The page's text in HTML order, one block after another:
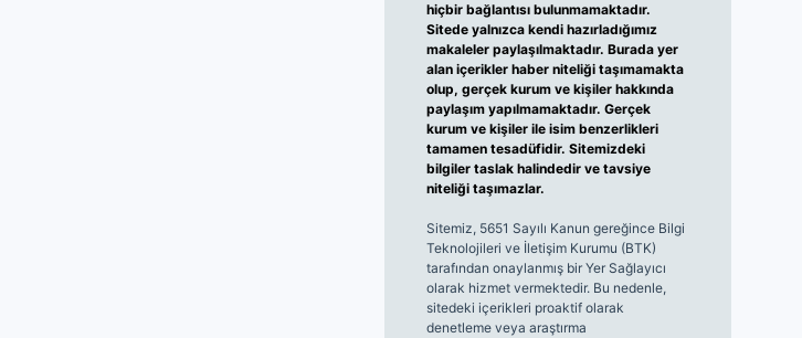
hiçbir bağlantısı bulunmamaktadır.
Sitede yalnızca kendi hazırladığımız
makaleler paylaşılmaktadır. Burada yer
alan içerikler haber niteliği taşımamakta
olup, gerçek kurum ve kişiler hakkında
paylaşım yapılmamaktadır. Gerçek
kurum ve kişiler ile isim benzerlikleri
tamamen tesadüfidir. Sitemizdeki
bilgiler taslak halindedir ve tavsiye
niteliği taşımazlar.
Sitemiz, 5651 Sayılı Kanun gereğince Bilgi
Teknolojileri ve İletişim Kurumu (BTK)
tarafından onaylanmış bir Yer Sağlayıcı
olarak hizmet vermektedir. Bu nedenle,
sitedeki içerikleri proaktif olarak
denetleme veya araştırma